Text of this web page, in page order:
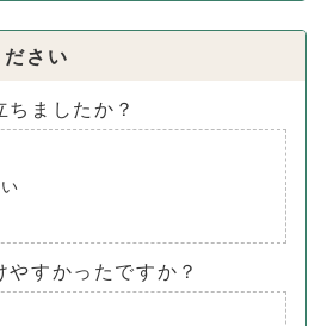
ださい
ちましたか？
やすかったですか？